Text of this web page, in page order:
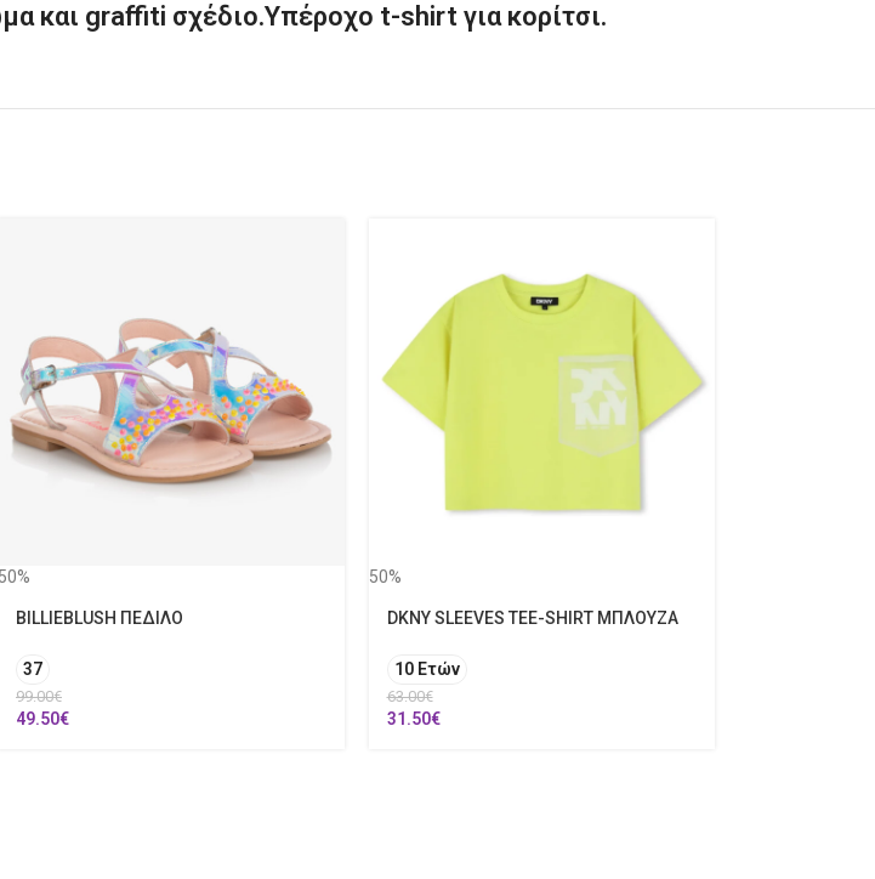
graffiti σχέδιο.Υπέροχο t-shirt για κορίτσι.
50%
BILLIEBLUSH ΠΕΔΙΛΟ
37
99.00€
49.50€
50%
DKNY SLEEVES TEE-SHIRT ΜΠΛΟΥΖΑ
10 Ετών
63.00€
31.50€